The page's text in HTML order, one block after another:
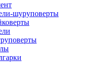
шуруповерты